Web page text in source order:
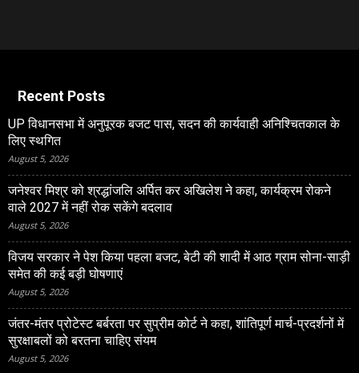
Recent Posts
UP विधानसभा में अनुपूरक बजट पास, सदन की कार्यवाही अनिश्चितकाल के
लिए स्थगित
August 5, 2026
जनेश्‍वर मिश्र को श्रद्धांजलि अर्पित कर अखिलेश ने कहा, कार्यक्रम रोकने
वाले 2027 में नहीं रोक सकेंगे बदलाव
August 5, 2026
विजय सरकार ने पेश किया पहला बजट, बेटी की शादी में आठ ग्राम सोना-साड़ी
समेत की कई बड़ी घोषणाएं
August 5, 2026
जंतर-मंतर प्रोटेस्‍ट बर्बरता पर सुप्रीम कोर्ट ने कहा, शांतिपूर्ण मार्च-प्रदर्शनों में
सुरक्षाबलों को बरतना चाहिए संयम
August 5, 2026